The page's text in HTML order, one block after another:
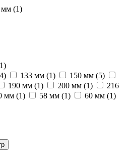
мм (1)
1)
4) 133 мм (1) 150 мм (5)
190 мм (1) 200 мм (1)
216
мм (1) 58 мм (1) 60 мм (1)